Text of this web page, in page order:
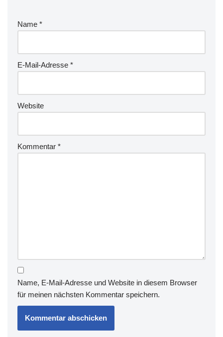
Name *
E-Mail-Adresse *
Website
Kommentar *
Name, E-Mail-Adresse und Website in diesem Browser
für meinen nächsten Kommentar speichern.